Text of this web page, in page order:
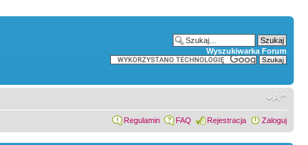
Wyszukiwarka Forum
Regulamin FAQ Rejestracja Zaloguj